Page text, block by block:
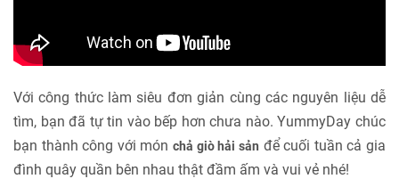
Với công thức làm siêu đơn giản cùng các nguyên liệu dễ
tìm, bạn đã tự tin vào bếp hơn chưa nào. YummyDay chúc
bạn thành công với mónchả giò hải sản để cuối tuần cả gia
đình quây quần bên nhau thật đầm ấm và vui vẻ nhé!